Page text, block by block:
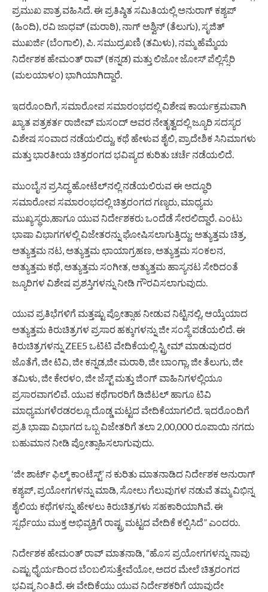
ಪ್ರಮುಖ ಪಾತ್ರ ವಹಿಸಿದೆ. ಈ ಪ್ರತಿಷ್ಠಿತ ಸಮಿತಿಯಲ್ಲಿ ಅನುರಾಗ್ ಕಶ್ಯಪ್
(ಹಿಂದಿ), ರವಿ ಜಾಧವ್ (ಮರಾಠಿ), ನಾಗ್ ಅಶ್ವಿನ್ (ತೆಲುಗು), ಸೃಜಿತ್
ಮುಖರ್ಜಿ (ಬೆಂಗಾಲಿ), ಪಿ. ಸಮುದ್ರಖಣಿ (ತಮಿಳು), ನಮ್ಮ ಹೆಮ್ಮೆಯ
ನಿರ್ದೇಶಕ ಹೇಮಂತ್ ರಾವ್ (ಕನ್ನಡ) ಮತ್ತು ಲಿಜೋ ಜೋಸ್ ಪೆಲ್ಲಿಸ್ಸೆರಿ
(ಮಲಯಾಳಂ) ಭಾಗಿಯಾಗಿದ್ದಾರೆ.
ಇದರೊಂದಿಗೆ, ಸಮಾರೋಪ ಸಮಾರಂಭದಲ್ಲಿ ವಿಶೇಷ ಕಾರ್ಯಕ್ರಮವಾಗಿ
ಖ್ಯಾತ ಪತ್ರಕರ್ತ ರಾಜೀವ್ ಮಸಂದ್ ಅವರ ನೇತೃತ್ವದಲ್ಲಿ ಜ್ಯೂರಿ ಸದಸ್ಯರ
ವಿಶೇಷ ಸಂವಾದ ನಡೆಯಲಿದ್ದು, ಕಥೆ ಹೇಳುವ ಶೈಲಿ, ಪ್ರಾದೇಶಿಕ ಸಿನಿಮಾಗಳು
ಮತ್ತು ಭಾರತೀಯ ಚಿತ್ರರಂಗದ ಭವಿಷ್ಯದ ಕುರಿತು ಚರ್ಚೆ ನಡೆಯಲಿದೆ.
ಮುಂಬೈನ ಪ್ರಸಿದ್ಧ ಹೋಟೆಲ್‌ನಲ್ಲಿ ನಡೆಯಲಿರುವ ಈ ಅದ್ಧೂರಿ
ಸಮಾರೋಪ ಸಮಾರಂಭದಲ್ಲಿ ಚಿತ್ರರಂಗದ ಗಣ್ಯರು, ಮಾಧ್ಯಮ
ಮುಖ್ಯಸ್ಥರು,ಹಾಗೂ ಯುವ ನಿರ್ದೇಶಕರು ಒಂದೆಡೆ ಸೇರಲಿದ್ದಾರೆ. ಎಂಟು
ಭಾಷಾ ವಿಭಾಗಗಳಲ್ಲಿ ವಿಜೇತರನ್ನು ಘೋಷಿಸಲಾಗುತ್ತಿದ್ದು; ಅತ್ಯುತ್ತಮ ಚಿತ್ರ,
ಅತ್ಯುತ್ತಮ ನಟ, ಅತ್ಯುತ್ತಮ ಛಾಯಾಗ್ರಹಣ, ಅತ್ಯುತ್ತಮ ಸಂಕಲನ,
ಅತ್ಯುತ್ತಮ ಕಥೆ, ಅತ್ಯುತ್ತಮ ಸಂಗೀತ, ಅತ್ಯುತ್ತಮ ಹಾಸ್ಯನಟ ಸೇರಿದಂತೆ
ಜ್ಯೂರಿಗಳ ವಿಶೇಷ ಪ್ರಶಸ್ತಿಗಳನ್ನು ನೀಡಿ ಗೌರವಿಸಲಾಗುವುದು.
ಯುವ ಪ್ರತಿಭೆಗಳಿಗೆ ಮತ್ತಷ್ಟು ಪ್ರೋತ್ಸಾಹ ನೀಡುವ ನಿಟ್ಟಿನಲ್ಲಿ, ಆಯ್ಕೆಯಾದ
ಅತ್ಯುತ್ತಮ ಕಿರುಚಿತ್ರಗಳ ಪ್ರಸಾರ ಹಕ್ಕುಗಳನ್ನು ಜೀ ಸಂಸ್ಥೆ ಪಡೆಯಲಿದೆ. ಈ
ಕಿರುಚಿತ್ರಗಳನ್ನು ZEE5 ಒಟಿಟಿ ವೇದಿಕೆಯಲ್ಲಿ ಸ್ಟ್ರೀಮ್ ಮಾಡುವುದರ
ಜೊತೆಗೆ, ಜೀ ಟಿವಿ, ಜೀ ಕನ್ನಡ,ಜೀ ಮರಾಠಿ, ಜೀ ಬಾಂಗ್ಲಾ, ಜೀ ತೆಲುಗು, ಜೀ
ತಮಿಳು, ಜೀ ಕೇರಳಂ, ಜೀ ಜೆಸ್ಟ್ ಮತ್ತು ಜಿಂಗ್ ವಾಹಿನಿಗಳಲ್ಲಿಯೂ
ಪ್ರಸಾರವಾಗಲಿವೆ. ಯುವ ಕಥೆಗಾರರಿಗೆ ಡಿಜಿಟಲ್ ಹಾಗೂ ಟಿವಿ
ಮಾಧ್ಯಮಗಳೆರಡರಲ್ಲೂ ದೊಡ್ಡ ಮಟ್ಟದ ವೇದಿಕೆಯಾಗಲಿದೆ. ಇದರೊಂದಿಗೆ
ಪ್ರತಿ ಭಾಷಾ ವಿಭಾಗದ ಒಬ್ಬ ವಿಜೇತರಿಗೆ ತಲಾ 2,00,000 ರೂಪಾಯಿ ನಗದು
ಬಹುಮಾನ ನೀಡಿ ಪ್ರೋತ್ಸಾಹಿಸಲಾಗುವುದು.
‘ಜೀ ಶಾರ್ಟ್ ಫಿಲ್ಮ್ ಕಾಂಟೆಸ್ಟ್’ ನ ಕುರಿತು ಮಾತನಾಡಿದ ನಿರ್ದೇಶಕ ಅನುರಾಗ್
ಕಶ್ಯಪ್, ಪ್ರಯೋಗಗಳನ್ನು ಮಾಡಿ, ಸೋಲು ಗೆಲುವುಗಳ ನಡುವೆ ತಮ್ಮ ವಿಭಿನ್ನ
ಶೈಲಿಯ ಕಥೆಗಳನ್ನು ಹೇಳಲು ಕಿರುಚಿತ್ರಗಳು ಸಹಕಾರಿಯಾಗಿವೆ. ಈ
ಸ್ಪರ್ಧೆಯು ಮುಕ್ತ ಅಭಿವ್ಯಕ್ತಿಗೆ ರಾಷ್ಟ್ರ ಮಟ್ಟದ ವೇದಿಕೆ ಕಲ್ಪಿಸಿದೆ” ಎಂದರು.
ನಿರ್ದೇಶಕ ಹೇಮಂತ್ ರಾವ್ ಮಾತನಾಡಿ, “ಹೊಸ ಪ್ರಯೋಗಗಳನ್ನು ನಾವು
ಎಷ್ಟು ಧೈರ್ಯದಿಂದ ಬೆಂಬಲಿಸುತ್ತೇವೆಯೋ, ಅದರ ಮೇಲೆ ಚಿತ್ರರಂಗದ
ಭವಿಷ್ಯ ನಿಂತಿದೆ. ಈ ವೇದಿಕೆಯು ಯುವ ನಿರ್ದೇಶಕರಿಗೆ ಯಾವುದೇ